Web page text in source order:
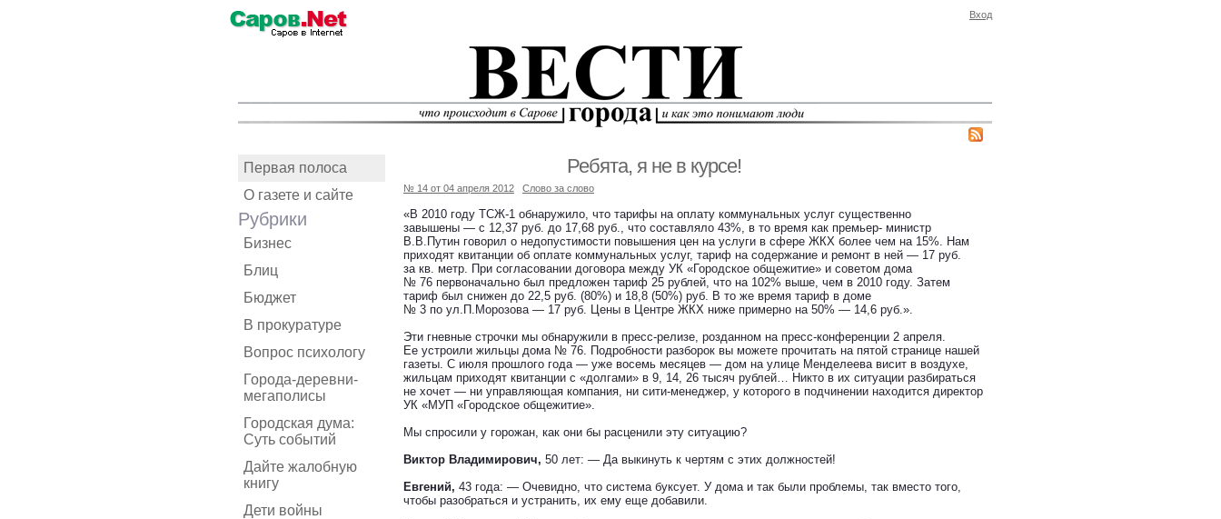
Вход
Первая полоса
О газете и сайте
Рубрики
Бизнес
Блиц
Бюджет
В прокуратуре
Вопрос психологу
Города-деревни-
мегаполисы
Городская дума:
Суть событий
Дайте жалобную
книгу
Дети войны
Ребята, я не в курсе!
№ 14 от 04 апреля 2012 Слово за слово
«В 2010 году ТСЖ-1 обнаружило, что тарифы на оплату коммунальных услуг существенно
завышены — с 12,37 руб. до 17,68 руб., что составляло 43%, в то время как премьер- министр
В.В.Путин говорил о недопустимости повышения цен на услуги в сфере ЖКХ более чем на 15%. Нам
приходят квитанции об оплате коммунальных услуг, тариф на содержание и ремонт в ней — 17 руб.
за кв. метр. При согласовании договора между УК «Городское общежитие» и советом дома
№ 76 первоначально был предложен тариф 25 рублей, что на 102% выше, чем в 2010 году. Затем
тариф был снижен до 22,5 руб. (80%) и 18,8 (50%) руб. В то же время тариф в доме
№ 3 по ул.П.Морозова — 17 руб. Цены в Центре ЖКХ ниже примерно на 50% — 14,6 руб.».
Эти гневные строчки мы обнаружили в пресс-релизе, розданном на пресс-конференции 2 апреля.
Ее устроили жильцы дома № 76. Подробности разборок вы можете прочитать на пятой странице нашей
газеты. С июля прошлого года — уже восемь месяцев — дом на улице Менделеева висит в воздухе,
жильцам приходят квитанции с «долгами» в 9, 14, 26 тысяч рублей… Никто в их ситуации разбираться
не хочет — ни управляющая компания, ни сити-менеджер, у которого в подчинении находится директор
УК «МУП «Городское общежитие».
Мы спросили у горожан, как они бы расценили эту ситуацию?
Виктор Владимирович, 50 лет: — Да выкинуть к чертям с этих должностей!
Евгений, 43 года: — Очевидно, что система буксует. У дома и так были проблемы, так вместо того,
чтобы разобраться и устранить, их ему еще добавили.